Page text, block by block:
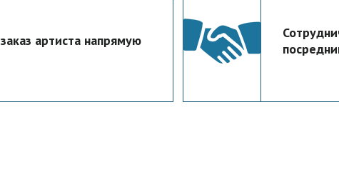
заказ артиста напрямую